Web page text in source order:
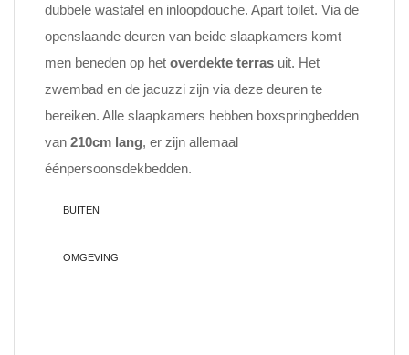
dubbele wastafel en inloopdouche. Apart toilet. Via de
openslaande deuren van beide slaapkamers komt
men beneden op het overdekte terras uit. Het
zwembad en de jacuzzi zijn via deze deuren te
bereiken. Alle slaapkamers hebben boxspringbedden
van 210cm lang, er zijn allemaal
éénpersoonsdekbedden.
BUITEN
OMGEVING